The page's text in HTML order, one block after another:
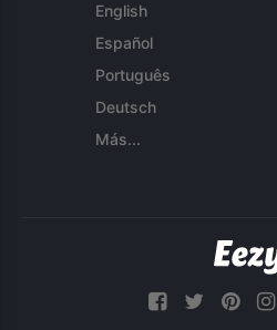
English
Español
Português
Deutsch
Más...